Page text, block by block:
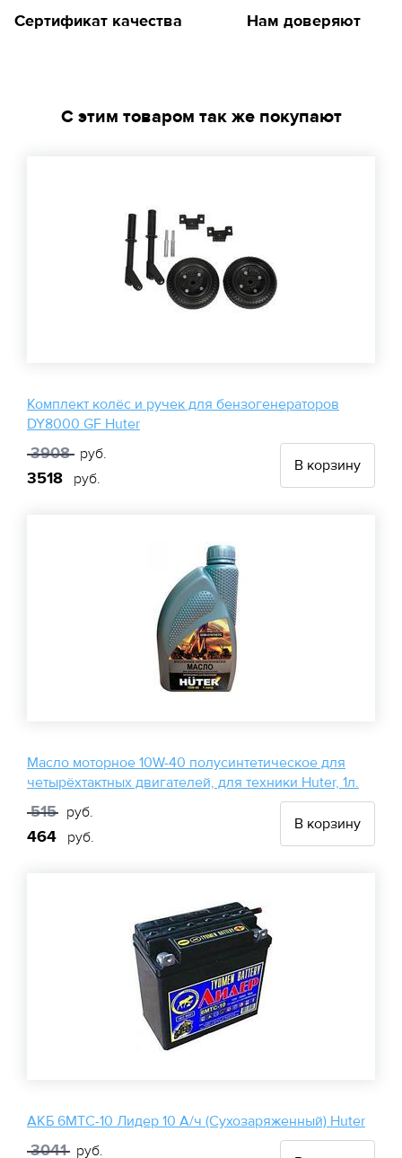
Сертификат качества Нам доверяют
С этим товаром так же покупают
Комплект колёс и ручек для бензогенераторов
DY8000 GF Huter
3908 руб.
3518 руб.
В корзину
Масло моторное 10W-40 полусинтетическое для
четырёхтактных двигателей, для техники Huter, 1л.
515 руб.
464 руб.
В корзину
АКБ 6МТС-10 Лидер 10 А/ч (Сухозаряженный) Huter
3041 руб.